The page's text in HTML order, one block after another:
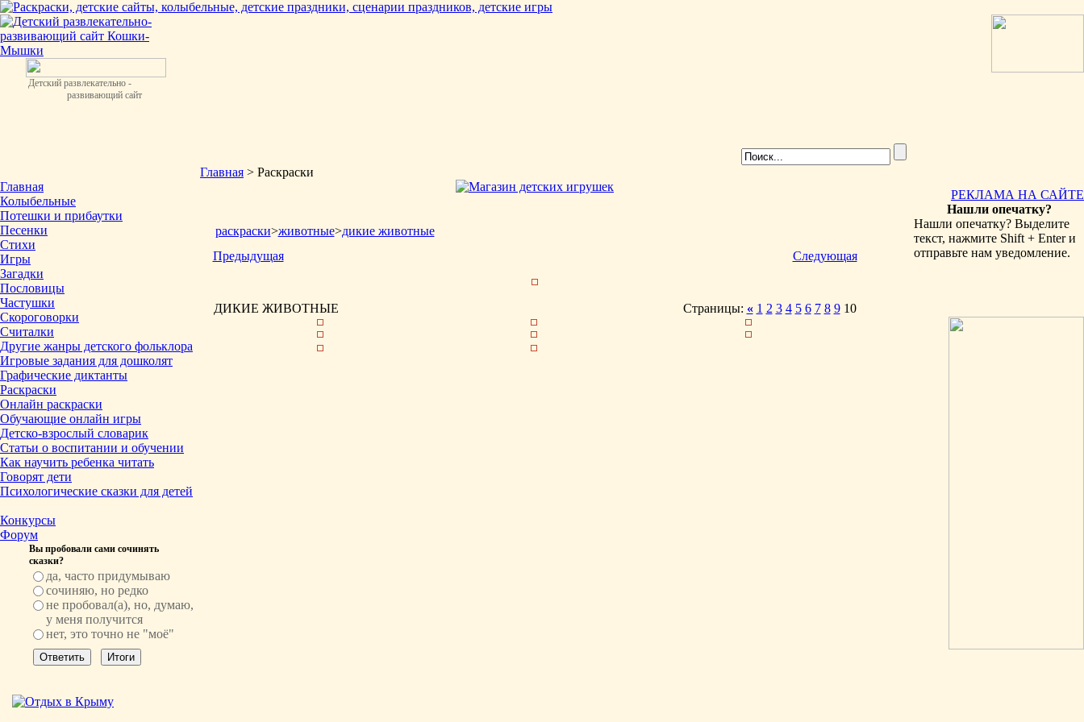
Детский развлекательно -
развивающий сайт
Главная
Колыбельные
Потешки и прибаутки
Песенки
Стихи
Игры
Загадки
Пословицы
Частушки
Скороговорки
Считалки
Другие жанры детского фольклора
Игровые задания для дошколят
Графические диктанты
Раскраски
Онлайн раскраски
Обучающие онлайн игры
Детско-взрослый словарик
Статьи о воспитании и обучении
Как научить ребенка читать
Говорят дети
Психологические сказки для детей
Конкурсы
Форум
Вы пробовали сами сочинять
сказки?
да, часто придумываю
сочиняю, но редко
не пробовал(а), но, думаю,
у меня получится
нет, это точно не "моё"
Главная > Раскраски
раскраски>животные>дикие животные
Предыдущая
Следующая
ДИКИЕ ЖИВОТНЫЕ Страницы: « 1 2 3 4 5 6 7 8 910
РЕКЛАМА НА САЙТЕ
Нашли опечатку?
Нашли опечатку? Выделите
текст, нажмите Shift + Enter и
отправьте нам уведомление.